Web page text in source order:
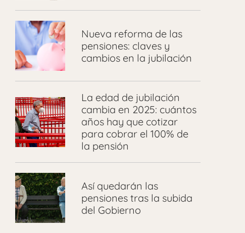
Nueva reforma de las
pensiones: claves y
cambios en la jubilación
La edad de jubilación
cambia en 2025: cuántos
años hay que cotizar
para cobrar el 100% de
la pensión
Así quedarán las
pensiones tras la subida
del Gobierno